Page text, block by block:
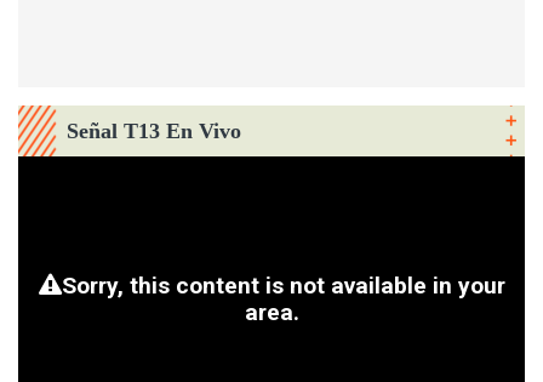
Señal T13 En Vivo